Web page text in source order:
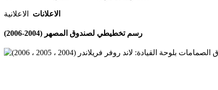
الاعلانات الاعلانية
رسم تخطيطي لصندوق المصهر (2004-2006)